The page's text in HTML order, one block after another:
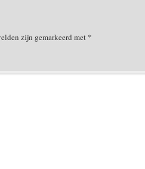
zijn gemarkeerd met *